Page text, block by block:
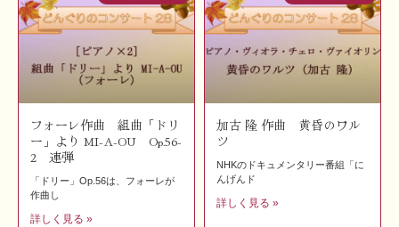
フォーレ作曲 組曲「ドリ
ー」より MI-A-OU Op.56-
2 連弾
「ドリー」Op.56は、フォーレが
作曲し
詳しく見る »
加古 隆 作曲 黄昏のワル
ツ
NHKのドキュメンタリー番組「に
んげんド
詳しく見る »